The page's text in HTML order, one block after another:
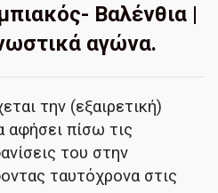
Βαλένθια |
αγώνα.
την (εξαιρετική)
αφήσει πίσω τις
του στην
ταυτόχρονα στις